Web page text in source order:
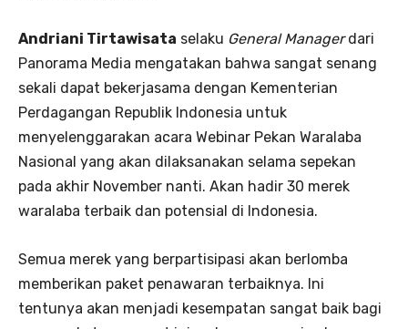
Andriani Tirtawisata selaku General Managerdari
Panorama Media mengatakan bahwa sangat senang
sekali dapat bekerjasama dengan Kementerian
Perdagangan Republik Indonesia untuk
menyelenggarakan acara Webinar Pekan Waralaba
Nasional yang akan dilaksanakan selama sepekan
pada akhir November nanti. Akan hadir 30 merek
waralaba terbaik dan potensial di Indonesia.
Semua merek yang berpartisipasi akan berlomba
memberikan paket penawaran terbaiknya. Ini
tentunya akan menjadi kesempatan sangat baik bagi